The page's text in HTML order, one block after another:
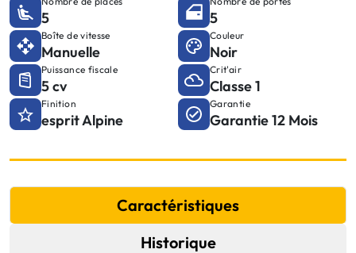
5 5
Boîte de vitesse
Manuelle
Couleur
Noir
Puissance fiscale
5 cv
Crit'air
Classe 1
Finition
esprit Alpine
Garantie
Garantie 12 Mois
Caractéristiques
Historique